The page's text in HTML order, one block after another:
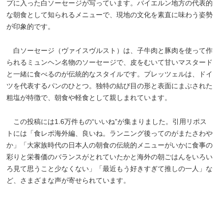
プに入った白ソーセージが写っています。バイエルン地方の代表的
な朝食として知られるメニューで、現地の文化を素直に味わう姿勢
が印象的です。
白ソーセージ（ヴァイスヴルスト）は、子牛肉と豚肉を使って作
られるミュンヘン名物のソーセージで、皮をむいて甘いマスタード
と一緒に食べるのが伝統的なスタイルです。プレッツェルは、ドイ
ツを代表するパンのひとつ。独特の結び目の形と表面にまぶされた
粗塩が特徴で、朝食や軽食として親しまれています。
この投稿には1.6万件もの“いいね”が集まりました。引用リポス
トには「食レポ海外編、良いね。ランニング後ってのがまたさわや
か」「大家族時代の日本人の朝食の伝統的メニューがいかに食事の
彩りと栄養価のバランスがとれていたかと海外の朝ごはんをいろい
ろ見て思うこと少なくない」「最近もう好きすぎて推しの一人」な
ど、さまざまな声が寄せられています。